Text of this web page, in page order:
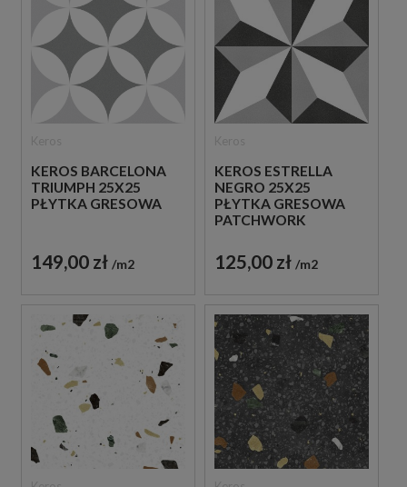
KEROS BARCELONA
TRIUMPH 25X25
PŁYTKA GRESOWA
149,00 zł m2
KEROS ESTRELLA
NEGRO 25X25
PŁYTKA GRESOWA
PATCHWORK
125,00 zł m2